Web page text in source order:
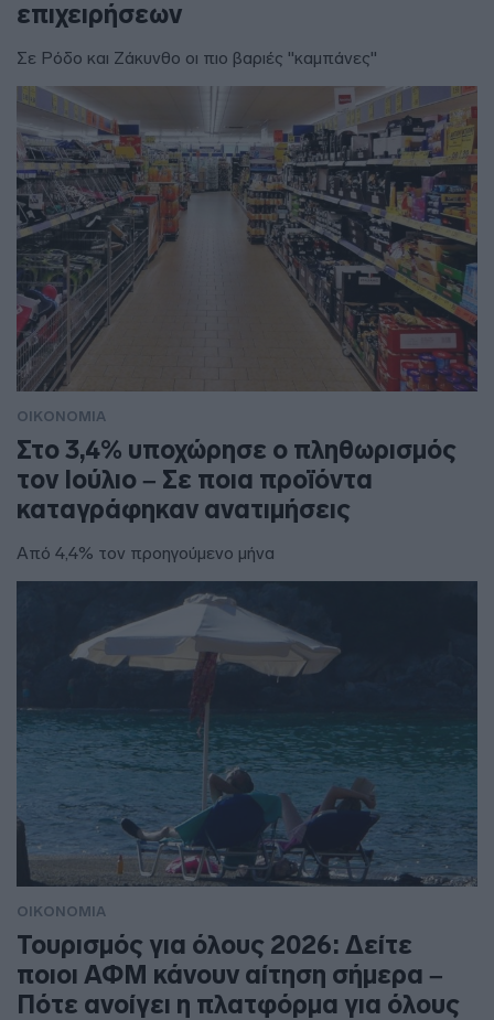
επιχειρήσεων
Σε Ρόδο και Ζάκυνθο οι πιο βαριές "καμπάνες"
ΟΙΚΟΝΟΜΙΑ
Στο 3,4% υποχώρησε ο πληθωρισμός
τον Ιούλιο – Σε ποια προϊόντα
καταγράφηκαν ανατιμήσεις
Από 4,4% τον προηγούμενο μήνα
ΟΙΚΟΝΟΜΙΑ
Τουρισμός για όλους 2026: Δείτε
ποιοι ΑΦΜ κάνουν αίτηση σήμερα –
Πότε ανοίγει η πλατφόρμα για όλους